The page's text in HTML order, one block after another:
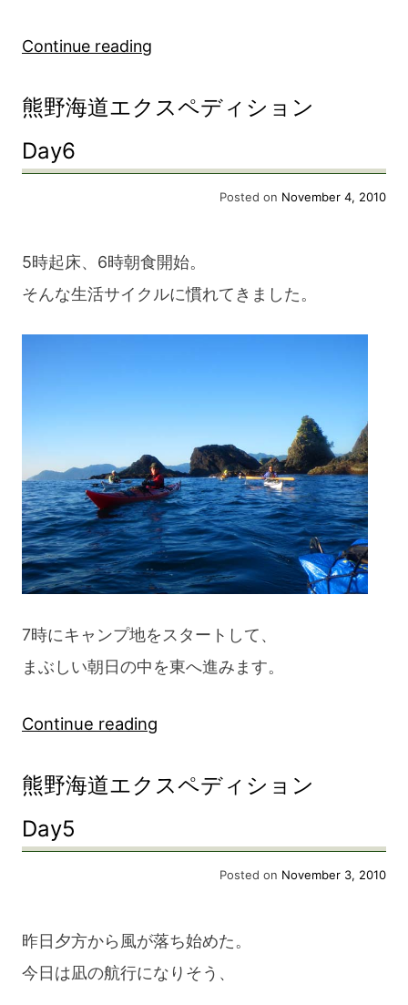
Continue reading
海
エ
ペ
デ
ィ
Day7”
熊野海道エクスペディション
Day6
Posted on November 4, 2010
5時起床、6時朝食開始。
そんな生活サイクルに慣れてきました。
7時にキャンプ地をスタートして、
まぶしい朝日の中を東へ進みます。
Continue reading
海
エ
ペ
デ
熊野海道エクスペディション
Day5
Posted on November 3, 2010
昨日夕方から風が落ち始めた。
今日は凪の航行になりそう、